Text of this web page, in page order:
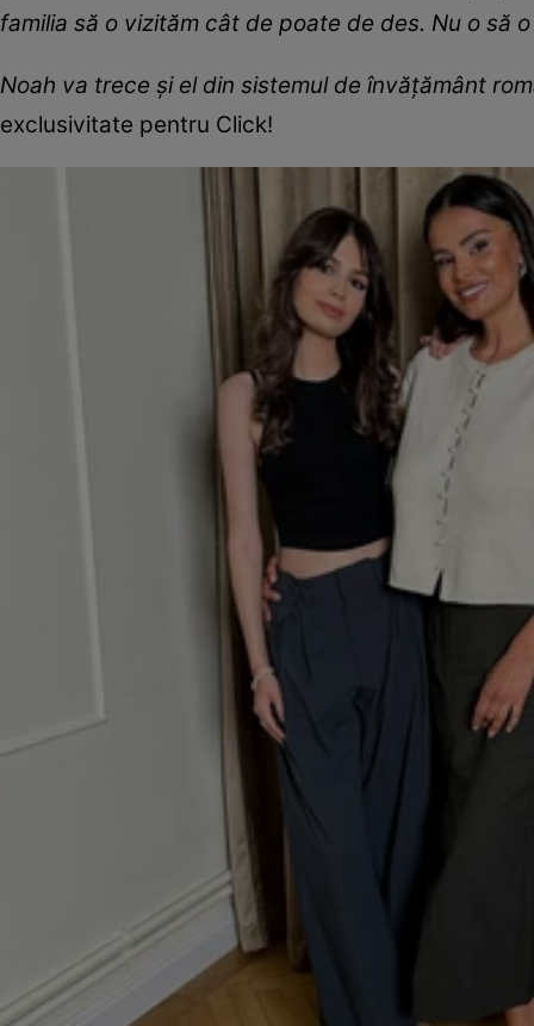
familia să o vizităm cât de poate de des. Nu o să
Noah va trece și el din sistemul de învățământ
exclusivitate pentru Click!